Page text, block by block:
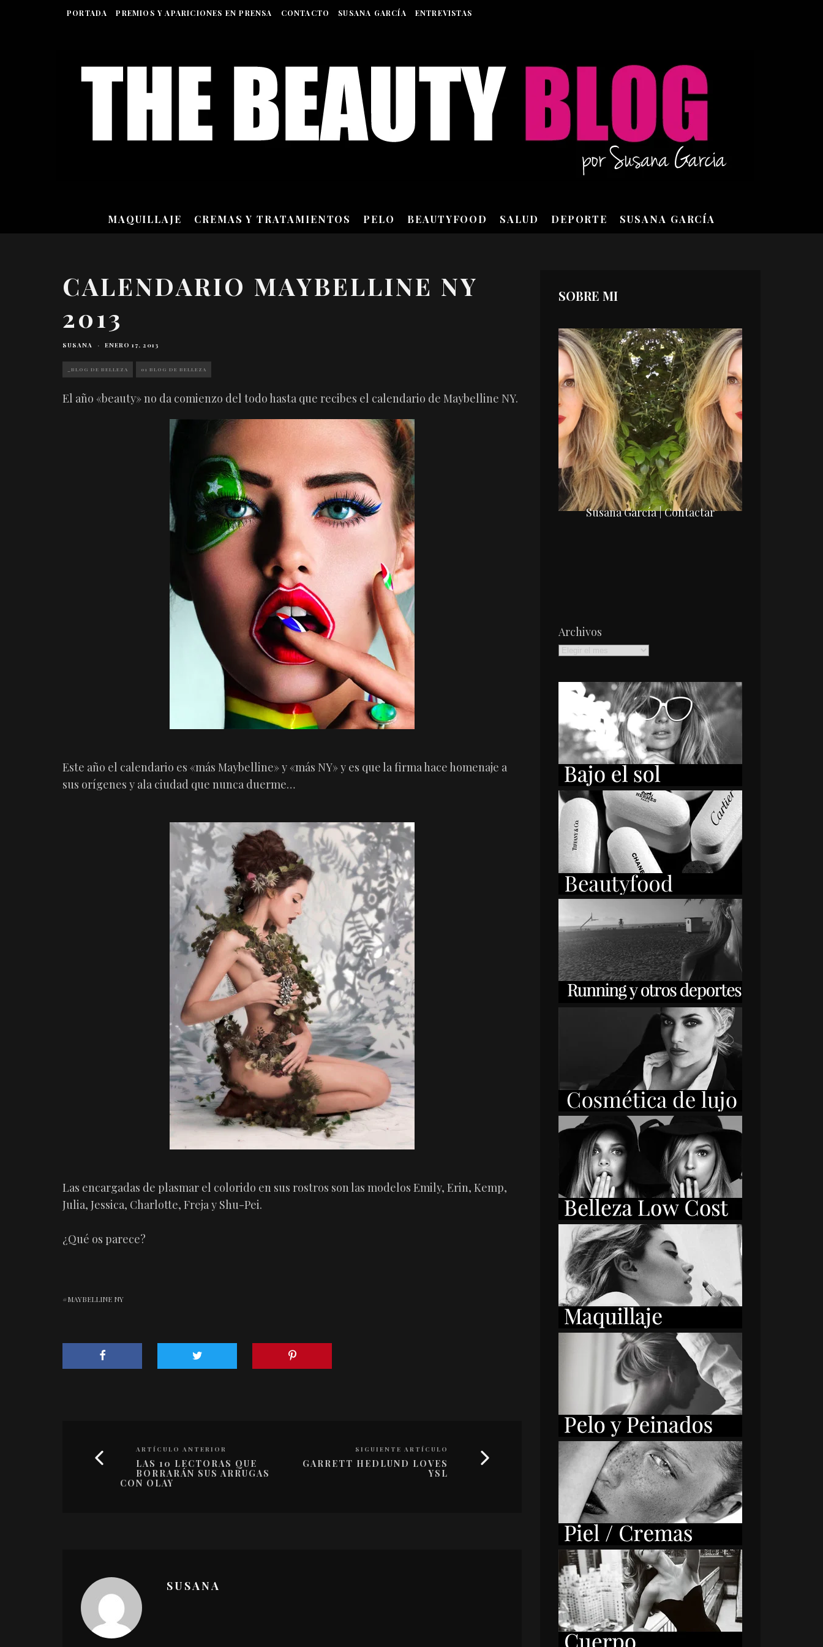
PORTADA PREMIOS Y APARICIONES EN PRENSA CONTACTO SUSANA GARCÍA ENTREVISTAS
MAQUILLAJE CREMAS Y TRATAMIENTOS PELO BEAUTYFOOD SALUD DEPORTE SUSANA GARCÍA
CALENDARIO MAYBELLINE NY
2013
SUSANA · ENERO 17, 2013
_BLOG DE BELLEZA 01 BLOG DE BELLEZA
El año «beauty» no da comienzo del todo hasta que recibes el calendario de Maybelline NY.
Este año el calendario es «más Maybelline» y «más NY» y es que la firma hace homenaje a
sus orígenes y ala ciudad que nunca duerme…
Las encargadas de plasmar el colorido en sus rostros son las modelos Emily, Erin, Kemp,
Julia, Jessica, Charlotte, Freja y Shu-Pei.
¿Qué os parece?
MAYBELLINE NY
ARTÍCULO ANTERIOR
LAS 10 LECTORAS QUE
BORRARÁN SUS ARRUGAS
CON OLAY
SIGUIENTE ARTÍCULO
GARRETT HEDLUND LOVES
YSL
SUSANA
SOBRE MI
Susana García | Contactar
Archivos